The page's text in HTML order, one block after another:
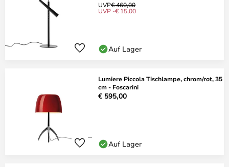
UVP€ 460,00
UVP -€ 15,00
Auf Lager
Lumiere Piccola Tischlampe, chrom/rot, 35
cm - Foscarini
€ 595,00
Auf Lager